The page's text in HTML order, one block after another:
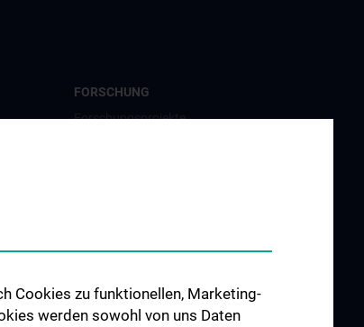
FORSCHUNG
Forschungsprojekte
Cookies zu funktionellen, Marketing-
werden sowohl von uns Daten